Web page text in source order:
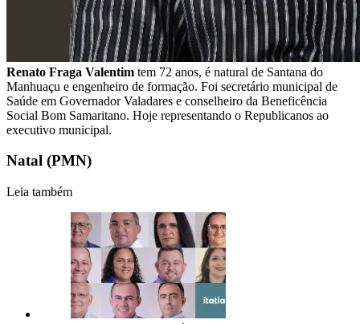
Renato Fraga Valentim tem 72 anos, é natural de Santana do
Manhuaçu e engenheiro de formação. Foi secretário municipal de
Saúde em Governador Valadares e conselheiro da Beneficência
Social Bom Samaritano. Hoje representando o Republicanos ao
executivo municipal.
Natal (PMN)
Leia também